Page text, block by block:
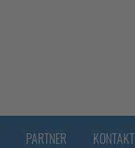
PARTNER KONTAKT